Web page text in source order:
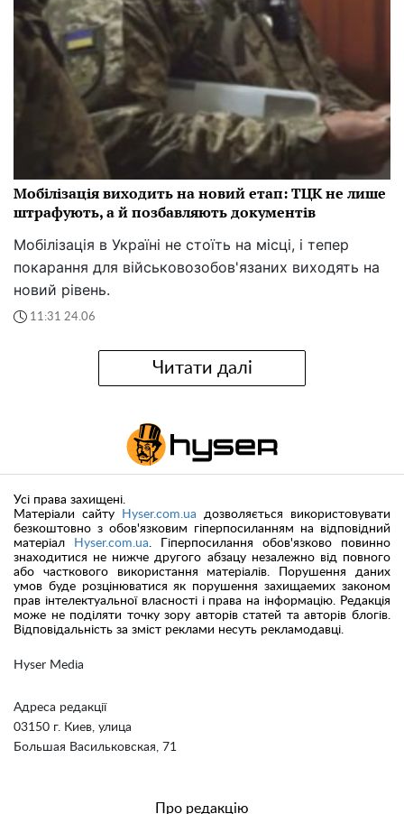
Мобілізація виходить на новий етап: ТЦК не лише
штрафують, а й позбавляють документів
Мобілізація в Україні не стоїть на місці, і тепер
покарання для військовозобов'язаних виходять на
новий рівень.
11:31 24.06
Читати далі
Hyser Media
Адреса редакції
03150 г. Киев, улица
Большая Васильковская, 71
Усі права захищені.
Матеріали сайту
Hyser.com.ua дозволяється використовувати
безкоштовно з обов'язковим гіперпосиланням на відповідний
матеріал
Hyser.com.ua. Гіперпосилання обов'язково повинно
знаходитися не нижче другого абзацу незалежно від повного
або часткового використання матеріалів. Порушення даних
умов буде розцінюватися як порушення захищаемих законом
прав інтелектуальної власності і права на інформацію. Редакція
може не поділяти точку зору авторів статей та авторів блогів.
Відповідальність за зміст реклами несуть рекламодавці.
Про редакцію